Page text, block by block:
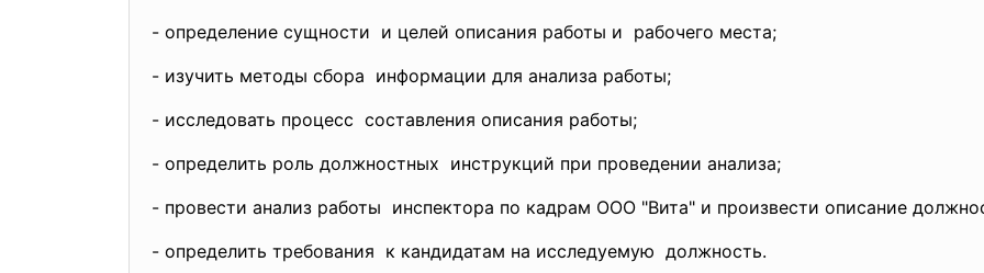
- определение сущности и целей описания работы и рабочего места;
- изучить методы сбора информации для анализа работы;
- исследовать процесс составления описания работы;
- определить роль должностных инструкций при проведении анализа;
- провести анализ работы инспектора по кадрам ООО "Вита" и произвести описание
- определить требования к кандидатам на исследуемую должность.